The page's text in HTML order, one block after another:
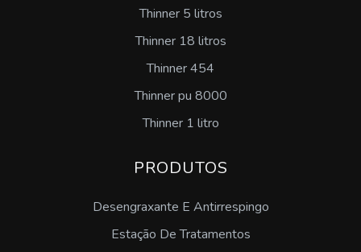
Emulsão de silicone desmoldante preço
Comprar emulsão de silicone
Lubrificante desengripante sp
Desengraxante para as mãos
Thinner 5 litros
Thinner 18 litros
Thinner 454
Thinner pu 8000
Thinner 1 litro
PRODUTOS
Desengraxante E Antirrespingo
Estação De Tratamentos